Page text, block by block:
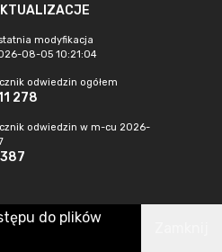
modyfikacja
08-05 10:21:04
odwiedzin ogółem
278
odwiedzin w m-cu 2026-
387
do plików